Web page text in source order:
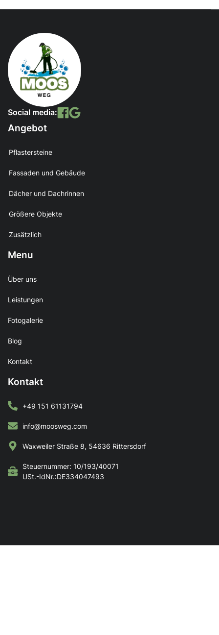
Social media:
Angebot
Pflastersteine
Fassaden und Gebäude
Dächer und Dachrinnen
Größere Objekte
Zusätzlich
Menu
Über uns
Leistungen
Fotogalerie
Blog
Kontakt
Kontakt
+49 151 61131794
info@moosweg.com
Waxweiler Straße 8, 54636 Rittersdorf
Steuernummer: 10/193/40071
USt.-IdNr.:DE334047493